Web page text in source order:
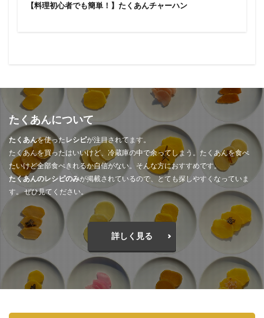
【料理初心者でも簡単！】たくあんチャーハン
たくあんについて
たくあんを使ったレシピが注目されてます。
たくあんを買ったはいいけど、冷蔵庫の中で余ってしまう。たくあんを食べ
たいけど全部食べきれるか自信がない。そんな方におすすめです。
たくあんのレシピのみが掲載されているので、とても探しやすくなっていま
す。 ぜひ見てください。
詳しく見る